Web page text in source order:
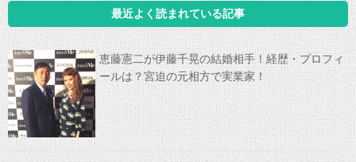
最近よく読まれている記事
恵藤憲二が伊藤千晃の結婚相手！経歴・プロフィ
ールは？宮迫の元相方で実業家！